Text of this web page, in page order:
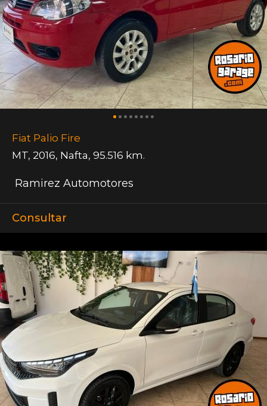
Fiat Palio Fire
MT, 2016, Nafta, 95.516 km.
Ramirez Automotores
Consultar